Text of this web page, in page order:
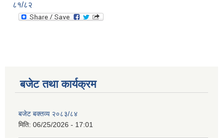
८१/८२
बजेट तथा कार्यक्रम
बजेट बक्तव्य २०८३/८४
मिति: 06/25/2026 - 17:01